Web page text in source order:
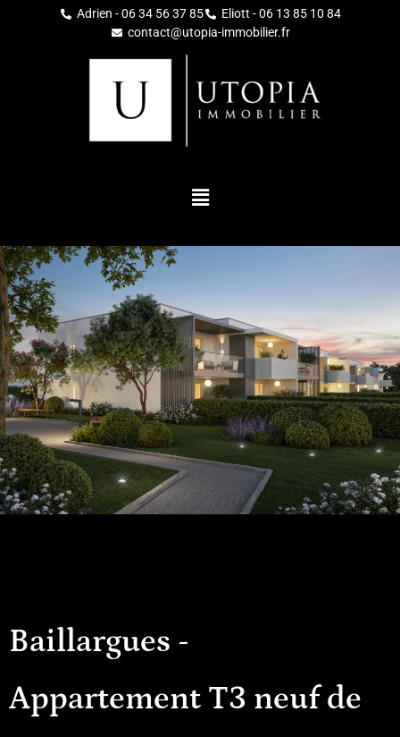
Adrien - 06 34 56 37 85
Eliott - 06 13 85 10 84
contact@utopia-immobilier.fr
Baillargues -
Appartement T3 neuf de